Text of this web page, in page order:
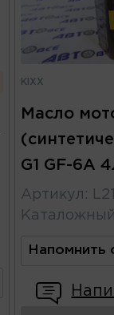
KIXX
Масло
G1 GF-6A
Артикул :
Напомнить